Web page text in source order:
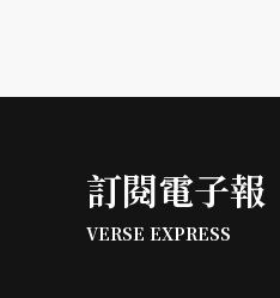
訂閱電子報
VERSE EXPRESS